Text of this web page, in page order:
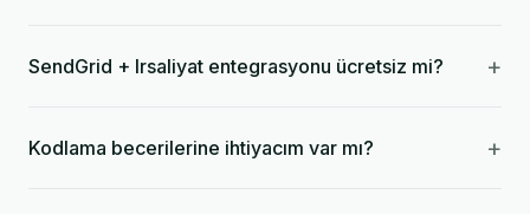
SendGrid + Irsaliyat entegrasyonu ücretsiz mi? +
Kodlama becerilerine ihtiyacım var mı? +